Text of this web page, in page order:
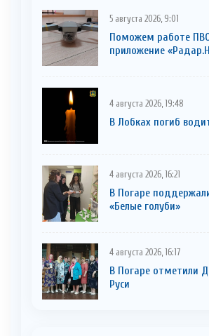
5 августа 2026, 9:01
Поможем работе
приложение
4 августа 2026, 19:48
В Лобках погиб
4 августа 2026, 16:21
В Погаре
«Белые голуби»
4 августа 2026, 16:17
В Погаре отметили
Руси